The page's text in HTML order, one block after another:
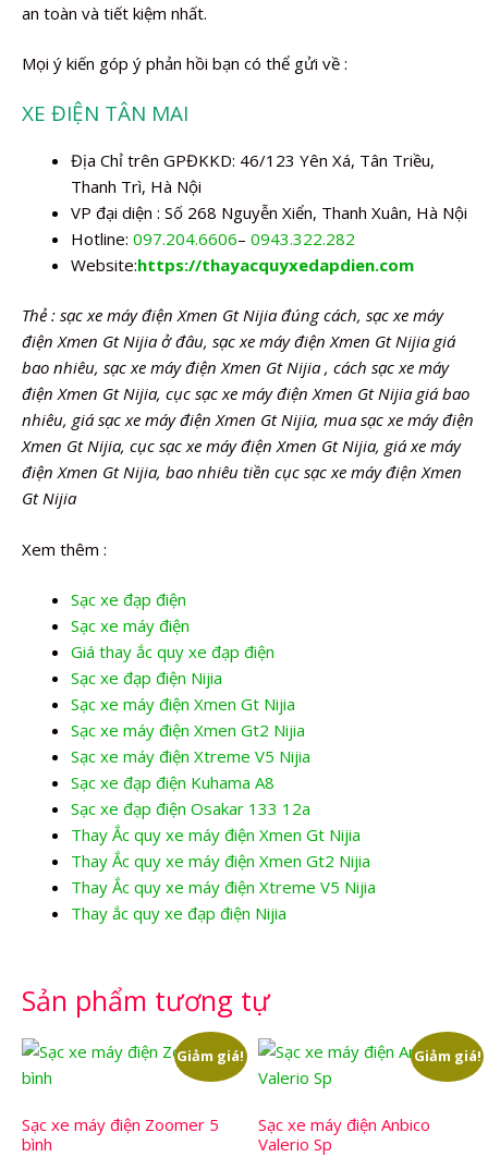
an toàn và tiết kiệm nhất.
Mọi ý kiến góp ý phản hồi bạn có thể gửi về :
XE ĐIỆN TÂN MAI
Địa Chỉ trên GPĐKKD: 46/123 Yên Xá, Tân Triều,
Thanh Trì, Hà Nội
VP đại diện : Số 268 Nguyễn Xiển, Thanh Xuân, Hà Nội
Hotline: 097.204.6606– 0943.322.282
Website:https://thayacquyxedapdien.com
Thẻ : sạc xe máy điện Xmen Gt Nijia đúng cách, sạc xe máy
điện Xmen Gt Nijia ở đâu, sạc xe máy điện Xmen Gt Nijia giá
bao nhiêu, sạc xe máy điện Xmen Gt Nijia , cách sạc xe máy
điện Xmen Gt Nijia, cục sạc xe máy điện Xmen Gt Nijia giá bao
nhiêu, giá sạc xe máy điện Xmen Gt Nijia, mua sạc xe máy điện
Xmen Gt Nijia, cục sạc xe máy điện Xmen Gt Nijia, giá xe máy
điện Xmen Gt Nijia, bao nhiêu tiền cục sạc xe máy điện Xmen
Gt Nijia
Xem thêm :
Sạc xe đạp điện
Sạc xe máy điện
Giá thay ắc quy xe đạp điện
Sạc xe đạp điện Nijia
Sạc xe máy điện Xmen Gt Nijia
Sạc xe máy điện Xmen Gt2 Nijia
Sạc xe máy điện Xtreme V5 Nijia
Sạc xe đạp điện Kuhama A8
Sạc xe đạp điện Osakar 133 12a
Thay Ắc quy xe máy điện Xmen Gt Nijia
Thay Ắc quy xe máy điện Xmen Gt2 Nijia
Thay Ắc quy xe máy điện Xtreme V5 Nijia
Thay ắc quy xe đạp điện Nijia
Sản phẩm tương tự
Giảm giá!
Sạc xe máy điện Zoomer 5
bình
Giảm giá!
Sạc xe máy điện Anbico
Valerio Sp